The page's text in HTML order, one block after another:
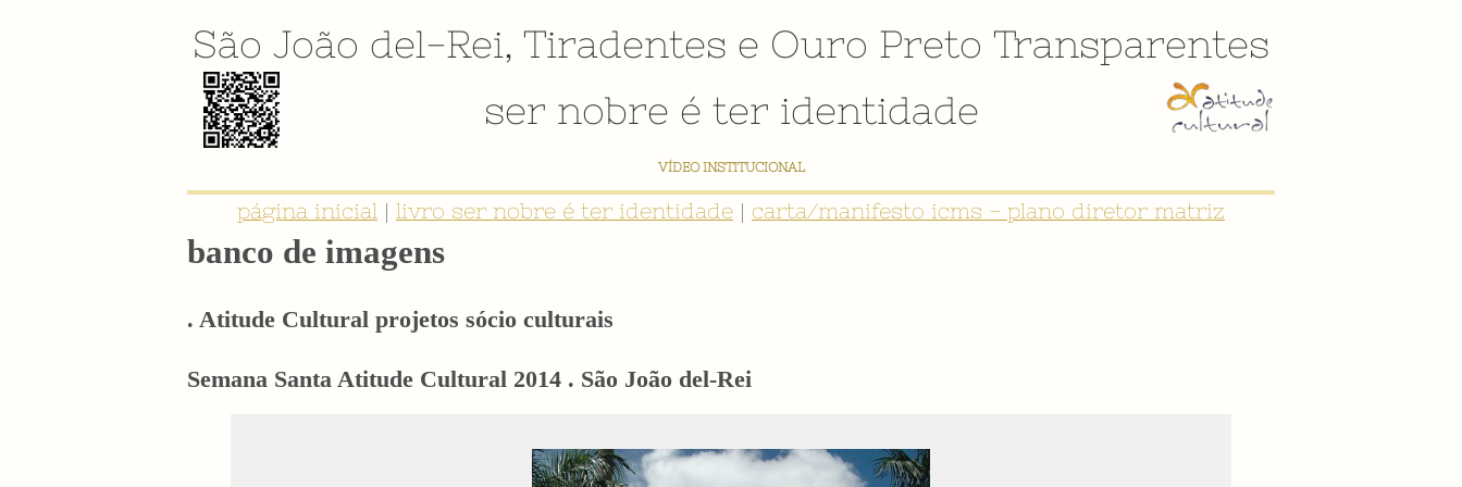
São João del-Rei, Tiradentes e Ouro Preto Transparentes
ser nobre é ter identidade
VÍDEO INSTITUCIONAL
página inicial | livro ser nobre é ter identidade | carta/manifesto icms - plano diretor matriz
banco de imagens
. Atitude Cultural projetos sócio culturais
Semana Santa Atitude Cultural 2014 . São João del-Rei